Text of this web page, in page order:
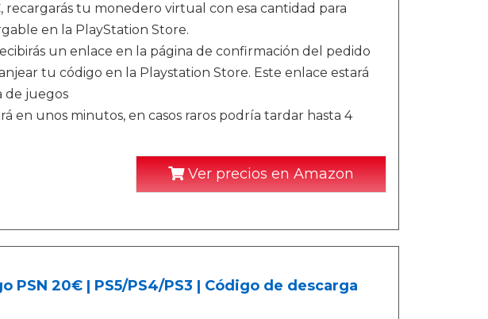
recargarás tu monedero virtual con esa cantidad para
en la PlayStation Store.
un enlace en la página de confirmación del pedido
tu código en la Playstation Store. Este enlace estará
de juegos
en unos minutos, en casos raros podría tardar hasta 4
Ver precios en Amazon
PSN 20€ | PS5/PS4/PS3 | Código de descarga